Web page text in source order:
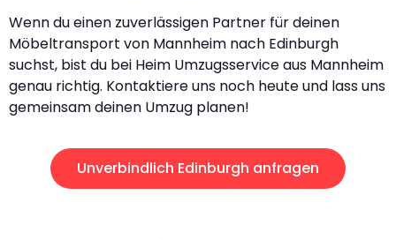
Wenn du einen zuverlässigen Partner für deinen
Möbeltransport von Mannheim nach Edinburgh
suchst, bist du bei Heim Umzugsservice aus Mannheim
genau richtig. Kontaktiere uns noch heute und lass uns
gemeinsam deinen Umzug planen!
Unverbindlich Edinburgh anfragen